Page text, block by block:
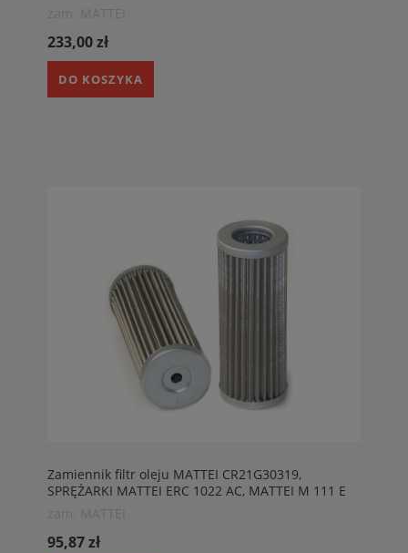
233,00 zł
DO KOSZYKA
Zamiennik filtr oleju MATTEI CR21G30319,
SPRĘŻARKI MATTEI ERC 1022 AC, MATTEI M 111 E
95,87 zł